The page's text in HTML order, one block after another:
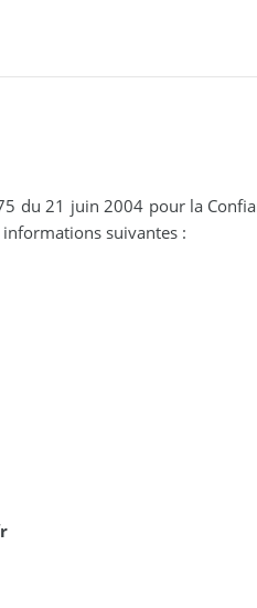
du 21 juin 2004 pour la
informations suivantes :